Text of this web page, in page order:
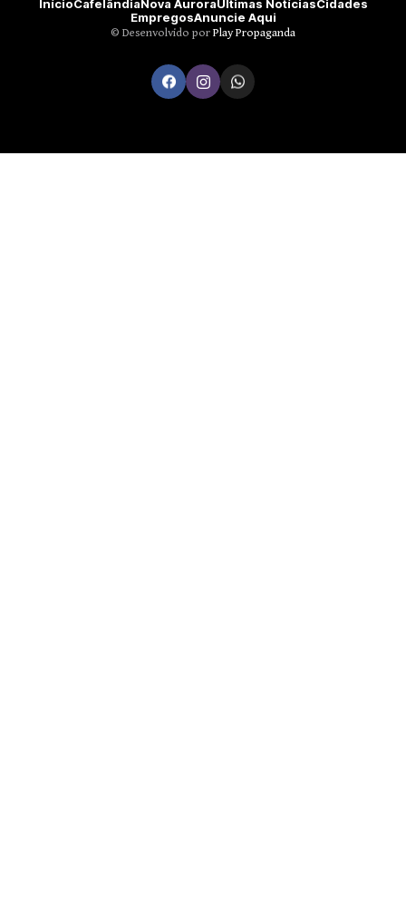
InícioCafelândiaNova AuroraÚltimas NotíciasCidades
EmpregosAnuncie Aqui
©️ Desenvolvido por Play Propaganda